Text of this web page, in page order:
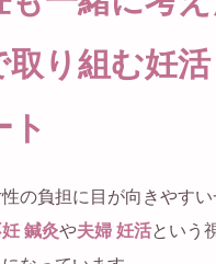
取り組む妊
ト
の負担に目が向きやすい
鍼灸や夫婦 妊活という